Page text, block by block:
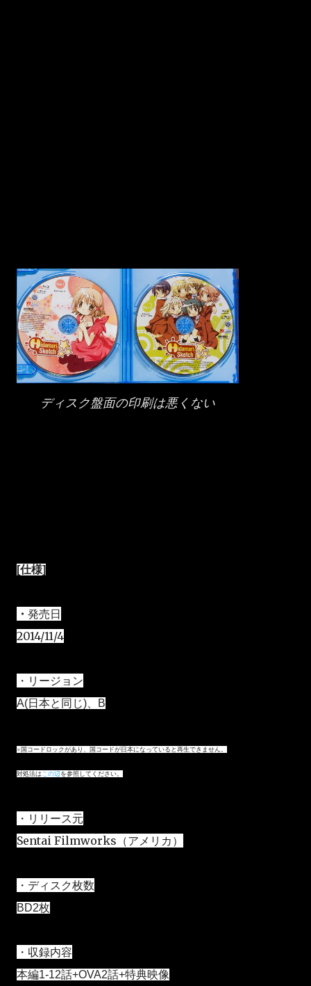
ディスク盤面の印刷は悪くない
[仕様]
・ 発売日
2014/11/4
・リージョン
A(日本と同じ)、B
※ 国コードロックがあり、国コードが日本になっていると再生できません。
対処法は この辺 を参照してください。
・リリース元
Sentai Filmworks（アメリカ）
・ディスク枚数
BD2枚
・収録内容
本編1-12話+OVA2話+特典映像